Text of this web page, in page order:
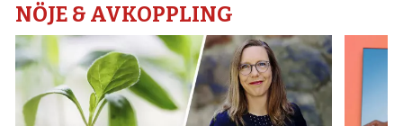
NÖJE & AVKOPPLING